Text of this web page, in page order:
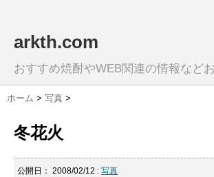
arkth.com
おすすめ焼酎やWEB関連の情報など
ホーム > 写真 >
冬花火
公開日： 2008/02/12 : 写真